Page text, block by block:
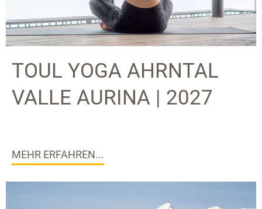
TOUL YOGA AHRNTAL
VALLE AURINA | 2027
MEHR ERFAHREN...